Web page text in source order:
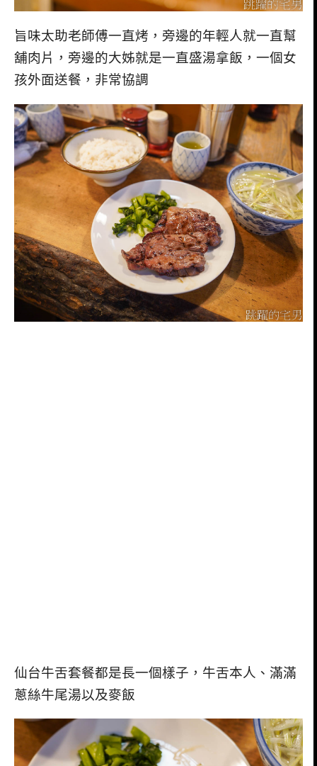
旨味太助老師傅一直烤，旁邊的年輕人就一直幫
舖肉片，旁邊的大姊就是一直盛湯拿飯，一個女
孩外面送餐，非常協調
仙台牛舌套餐都是長一個樣子，牛舌本人、滿滿
蔥絲牛尾湯以及麥飯